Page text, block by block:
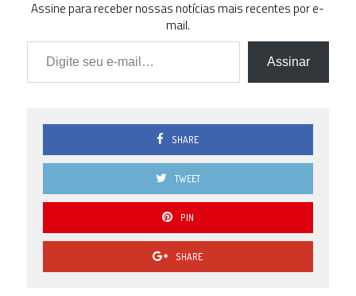
Assine para receber nossas notícias mais recentes por e-
mail.
Digite seu e-mail…
Assinar
SHARE
TWEET
PIN
SHARE